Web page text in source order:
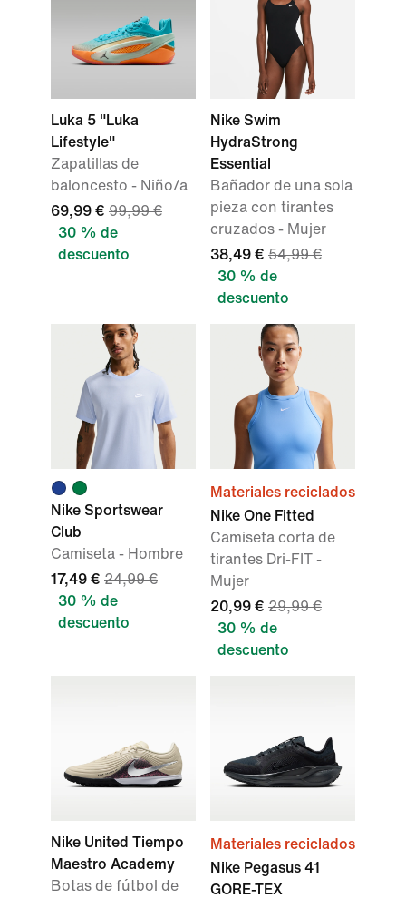
Luka 5 "Luka
Lifestyle"
Zapatillas de
baloncesto - Niño/a
69,99 € 99,99 €
30 % de
descuento
Nike Swim
HydraStrong
Essential
Bañador de una sola
pieza con tirantes
cruzados - Mujer
38,49 € 54,99 €
30 % de
descuento
Nike Sportswear
Club
Camiseta - Hombre
17,49 € 24,99 €
30 % de
descuento
Materiales reciclados
Nike One Fitted
Camiseta corta de
tirantes Dri-FIT -
Mujer
20,99 € 29,99 €
30 % de
descuento
Nike United Tiempo
Maestro Academy
Botas de fútbol de
Materiales reciclados
Nike Pegasus 41
GORE-TEX